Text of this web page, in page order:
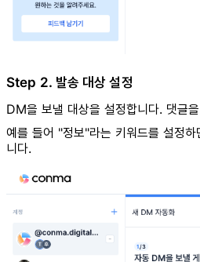
Step 2. 발송 대상 설정
DM을 보낼 대상을 설정합니다. 댓글
예를 들어 "정보"라는 키워드를 설정
니다.